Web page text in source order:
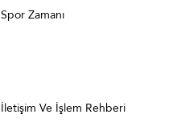
Spor Zamanı
İletişim Ve İşlem Rehberi